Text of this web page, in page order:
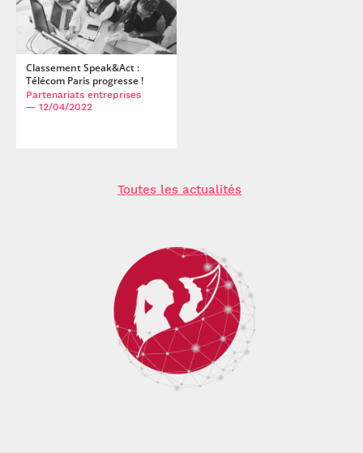
Classement Speak&Act :
Télécom Paris progresse !
Partenariats entreprises
— 12/04/2022
Toutes les actualités